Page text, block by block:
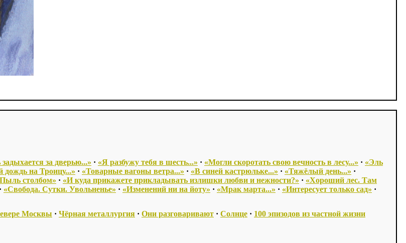
за дверью...» · «Я разбужу тебя в шесть...» · «Могли скоротать свою вечность в лесу...» · «Эль
дождь на Троицу...» · «Товарные вагоны ветра...» · «В синей кастрюльке...» · «Тяжёлый день...» ·
столбом» · «И куда прикажете прикладывать излишки любви и нежности?» · «Хороший лес. Там
· «Свобода. Сутки. Увольненье» · «Изменений ни на йоту» · «Мрак марта...» · «Интересует только сад» ·
Москвы · Чёрная металлургия · Они разговаривают · Солнце · 100 эпизодов из частной жизни